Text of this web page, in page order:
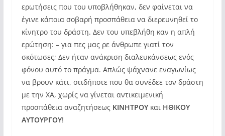
ερωτήσεις που του υποβλήθηκαν, δεν φαίνεται να
έγινε κάποια σοβαρή προσπάθεια να διερευνηθεί το
κίνητρο του δράστη. Δεν του υπεβλήθη καν η απλή
ερώτηση: – για πες μας ρε άνθρωπε γιατί τον
σκότωσες; Δεν ήταν ανάκριση διαλευκάνσεως ενός
φόνου αυτό το πράγμα. Απλώς ψάχνανε εναγωνίως
να βρουν κάτι, οτιδήποτε που θα συνέδεε τον δράστη
με την ΧΑ, χωρίς να γίνεται αντικειμενική
προσπάθεια αναζητήσεως ΚΙΝΗΤΡΟΥκαι ΗΘΙΚΟΥ
ΑΥΤΟΥΡΓΟΥ!